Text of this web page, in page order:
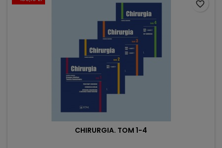
CHIRURGIA. TOM 1-4
favorite_border